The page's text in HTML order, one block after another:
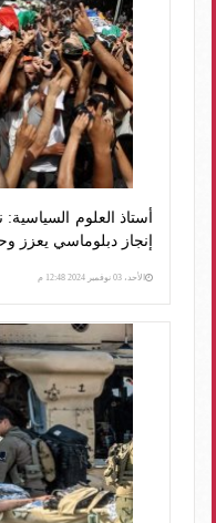
أستاذ العلوم
إنجاز دبلوماسي يعزز
الأحد، 03 نوفمبر 2024 12:48 م